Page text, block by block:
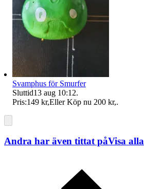
Svamphus för Smurfer
Sluttid13 aug 10:12.
Pris:149 kr,Eller Köp nu 200 kr,.
Andra har även tittat påVisa alla